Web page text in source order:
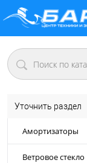
Уточнить раздел
Амортизаторы
Ветровое стекло